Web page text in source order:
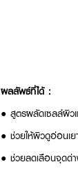
ผลลัพธ์ที่ได้ :
● สูตรผลัดเซลล์ผิว
● ช่วยให้ผิวดูอ่อนเย
● ช่วยลดเลือนจุดด่